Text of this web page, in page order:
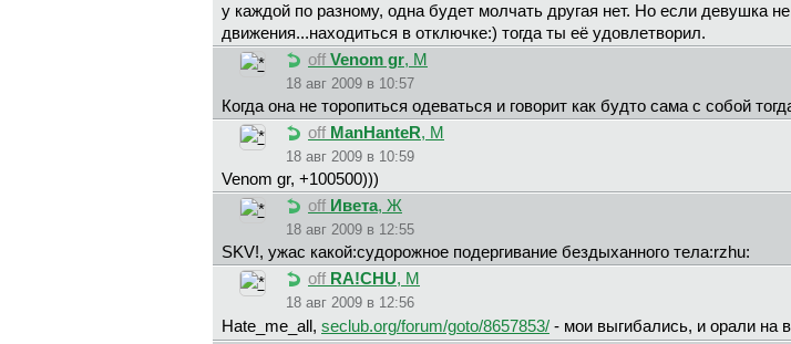
у каждой по разному, одна будет молчать другая нет. Но если девушка
движения...находиться в отключке:) тогда ты её удовлетворил.
off Venom gr, М
18 авг 2009 в 10:57
Когда она не торопиться одеваться и говорит как будто сама с собой
off ManHanteR, М
18 авг 2009 в 10:59
Venom gr, +100500)))
off Ивета, Ж
18 авг 2009 в 12:55
SKV!, ужас какой:судорожное подергивание бездыханного тела:rzhu:
off RA!CHU, М
18 авг 2009 в 12:56
Hate_me_all, seclub.org/forum/goto/8657853/ - мои выгибались, и орали на